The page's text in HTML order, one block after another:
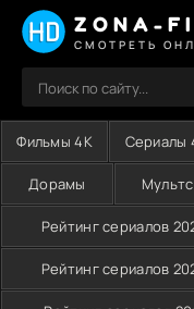
ZONA-
СМОТРЕТЬ
Фильмы 4K Сериалы
Дорамы
Рейтинг сериалов
Рейтинг сериалов